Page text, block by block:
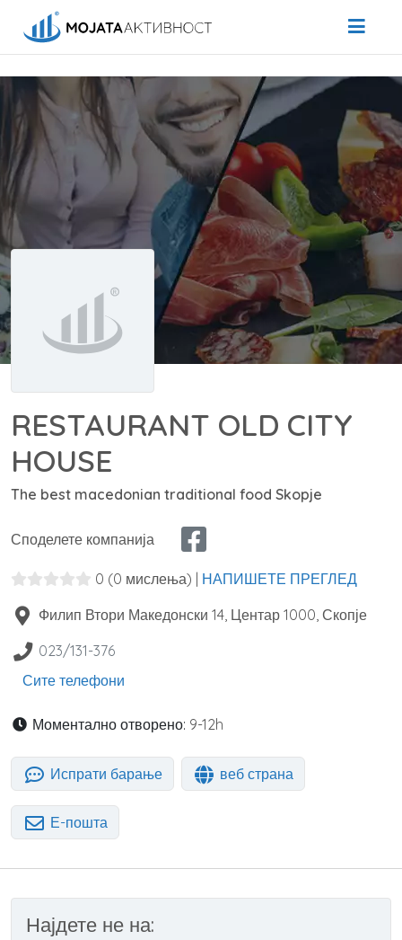
RESTAURANT OLD CITY
HOUSE
The best macedonian traditional food Skopje
Споделете компанија
0 (0 мислења) | НАПИШЕТЕ ПРЕГЛЕД
Филип Втори Македонски 14, Центар 1000 Скопје
023/131-376
Сите телефони
Моментално отворено: 9-12h
Испрати барање веб страна
Е-пошта
Најдете не на: